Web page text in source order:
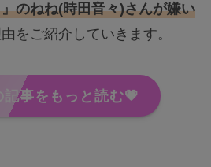
のねね(時田音々)さんが嫌い
をご紹介していきます。
記事をもっと読む💗